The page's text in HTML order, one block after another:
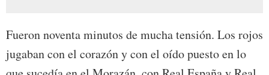
Fueron noventa minutos de mucha tensión. Los rojos
jugaban con el corazón y con el oído puesto en lo